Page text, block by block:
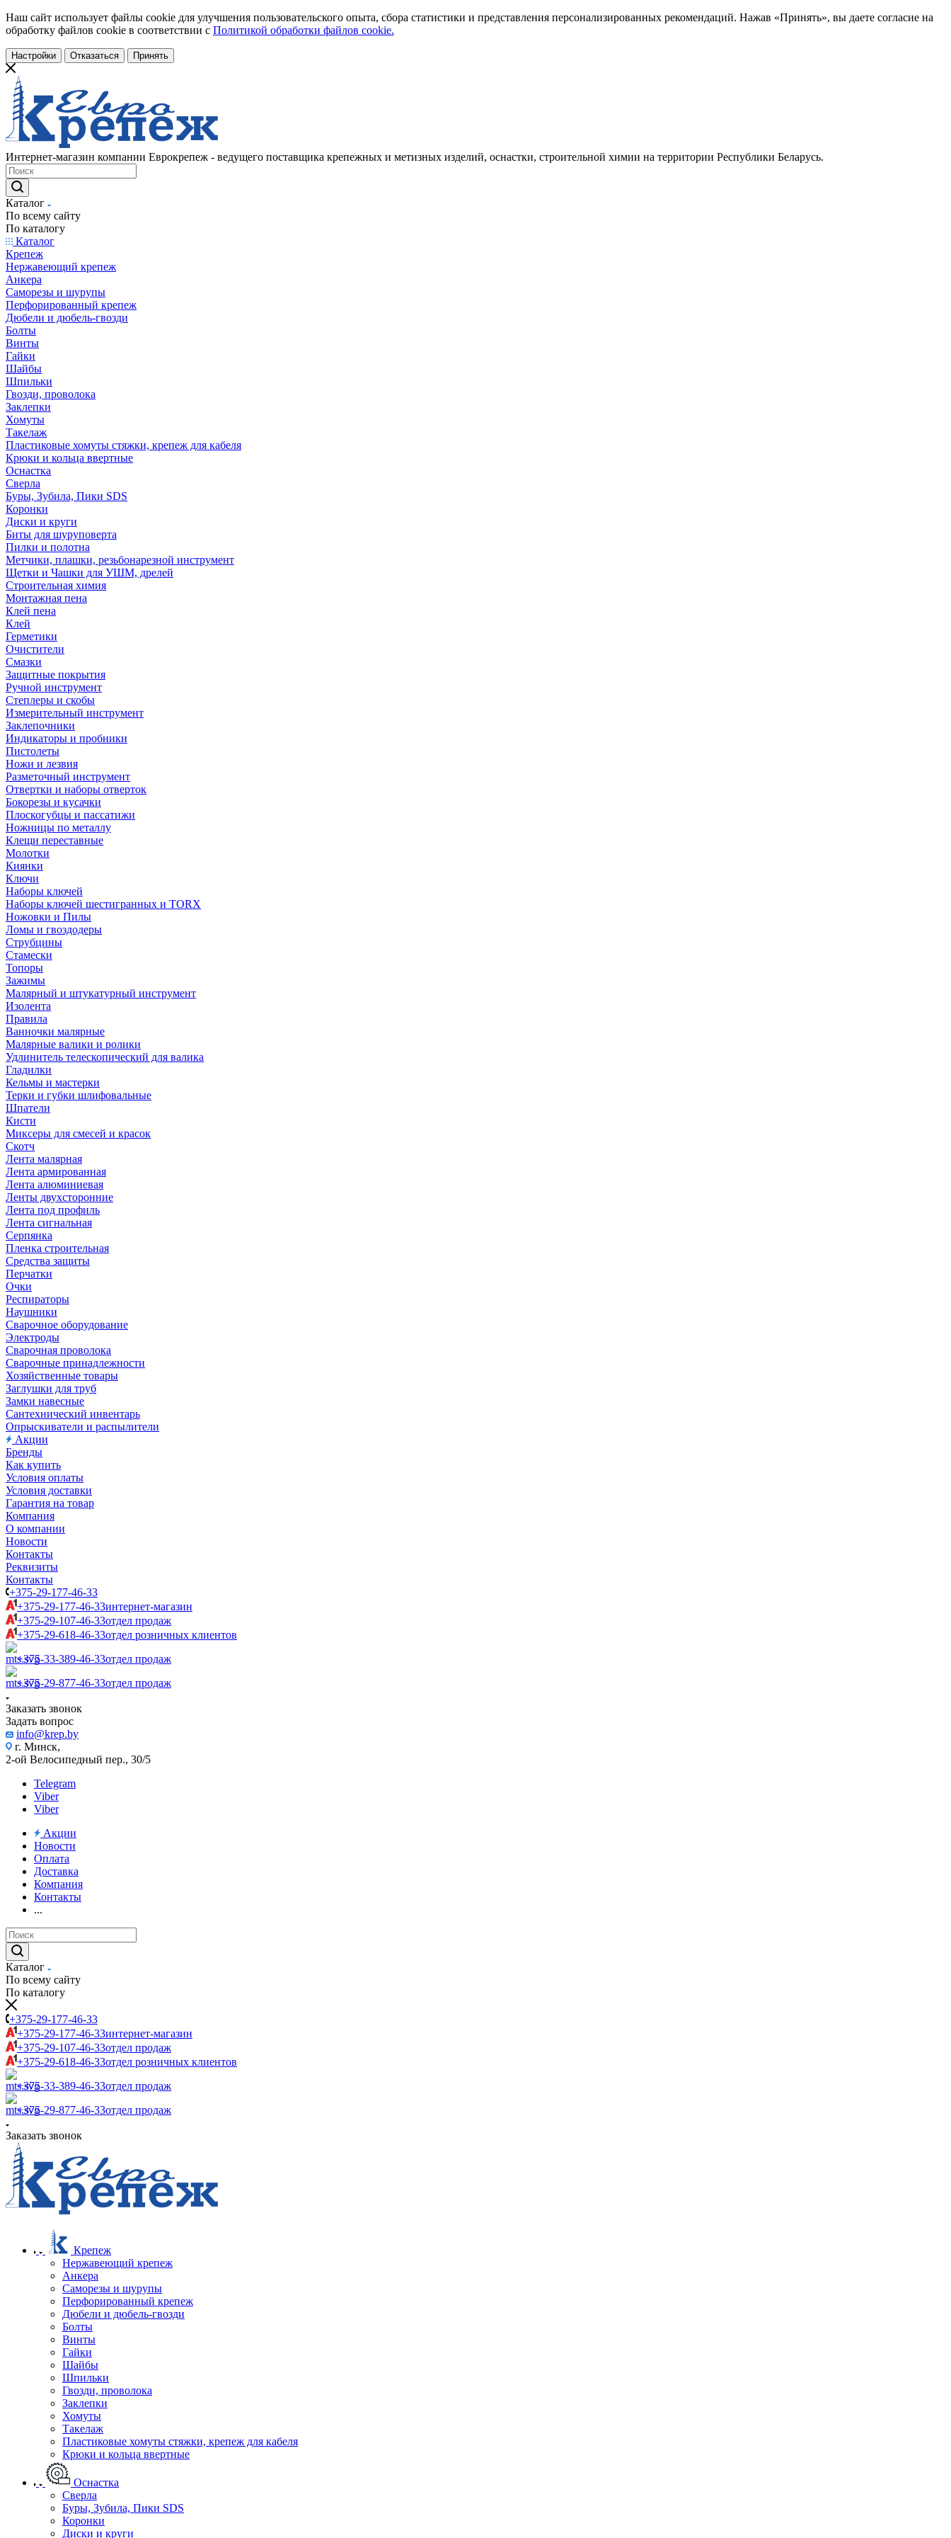
Наш сайт использует файлы cookie для улучшения пользовательского опыта, сбора статистики и представления персонализированных рекомендаций. Нажав «Принять», вы даете согласие на
обработку файлов cookie в соответствии с Политикой обработки файлов cookie.
Настройки Отказаться Принять
Интернет-магазин компании Еврокрепеж - ведущего поставщика крепежных и метизных изделий, оснастки, строительной химии на территории Республики Беларусь.
Каталог
По всему сайту
По каталогу
Каталог
Крепеж
Нержавеющий крепеж
Анкера
Саморезы и шурупы
Перфорированный крепеж
Дюбели и дюбель-гвозди
Болты
Винты
Гайки
Шайбы
Шпильки
Гвозди, проволока
Заклепки
Хомуты
Такелаж
Пластиковые хомуты стяжки, крепеж для кабеля
Крюки и кольца ввертные
Оснастка
Сверла
Буры, Зубила, Пики SDS
Коронки
Диски и круги
Биты для шуруповерта
Пилки и полотна
Метчики, плашки, резьбонарезной инструмент
Щетки и Чашки для УШМ, дрелей
Строительная химия
Монтажная пена
Клей пена
Клей
Герметики
Очистители
Смазки
Защитные покрытия
Ручной инструмент
Степлеры и скобы
Измерительный инструмент
Заклепочники
Индикаторы и пробники
Пистолеты
Ножи и лезвия
Разметочный инструмент
Отвертки и наборы отверток
Бокорезы и кусачки
Плоскогубцы и пассатижи
Ножницы по металлу
Клещи переставные
Молотки
Киянки
Ключи
Наборы ключей
Наборы ключей шестигранных и TORX
Ножовки и Пилы
Ломы и гвоздодеры
Струбцины
Стамески
Топоры
Зажимы
Малярный и штукатурный инструмент
Изолента
Правила
Ванночки малярные
Малярные валики и ролики
Удлинитель телескопический для валика
Гладилки
Кельмы и мастерки
Терки и губки шлифовальные
Шпатели
Кисти
Миксеры для смесей и красок
Скотч
Лента малярная
Лента армированная
Лента алюминиевая
Ленты двухсторонние
Лента под профиль
Лента сигнальная
Серпянка
Пленка строительная
Средства защиты
Перчатки
Очки
Респираторы
Наушники
Сварочное оборудование
Электроды
Сварочная проволока
Сварочные принадлежности
Хозяйственные товары
Заглушки для труб
Замки навесные
Сантехнический инвентарь
Опрыскиватели и распылители
Акции
Бренды
Как купить
Условия оплаты
Условия доставки
Гарантия на товар
Компания
О компании
Новости
Контакты
Реквизиты
Контакты
+375-29-177-46-33
+375-29-177-46-33интернет-магазин
+375-29-107-46-33отдел продаж
+375-29-618-46-33отдел розничных клиентов
+375-33-389-46-33отдел продаж
+375-29-877-46-33отдел продаж
Заказать звонок
Задать вопрос
info@krep.by
г. Минск,
2-ой Велосипедный пер., 30/5
Telegram
Viber
Viber
Акции
Новости
Оплата
Доставка
Компания
Контакты
...
Каталог
По всему сайту
По каталогу
+375-29-177-46-33
+375-29-177-46-33интернет-магазин
+375-29-107-46-33отдел продаж
+375-29-618-46-33отдел розничных клиентов
+375-33-389-46-33отдел продаж
+375-29-877-46-33отдел продаж
Заказать звонок
Крепеж
Нержавеющий крепеж
Анкера
Саморезы и шурупы
Перфорированный крепеж
Дюбели и дюбель-гвозди
Болты
Винты
Гайки
Шайбы
Шпильки
Гвозди, проволока
Заклепки
Хомуты
Такелаж
Пластиковые хомуты стяжки, крепеж для кабеля
Крюки и кольца ввертные
Оснастка
Сверла
Буры, Зубила, Пики SDS
Коронки
Диски и круги